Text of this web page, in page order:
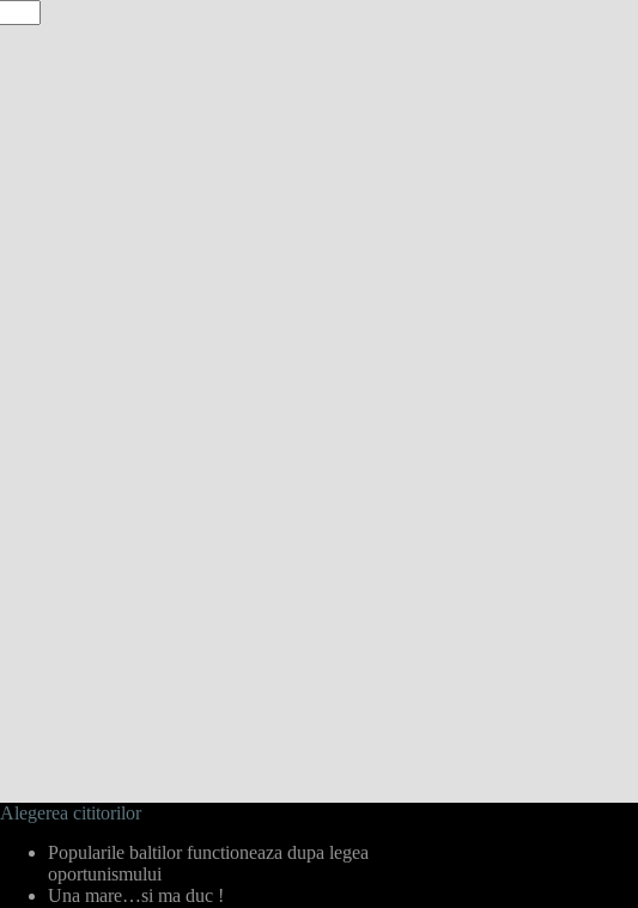
Alegerea cititorilor
Popularile baltilor functioneaza dupa legea
oportunismului
Una mare…si ma duc !